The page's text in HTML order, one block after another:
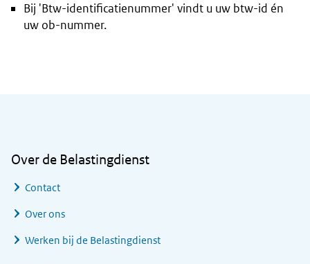
Bij 'Btw-identificatienummer' vindt u uw btw-id én
uw ob-nummer.
Over de Belastingdienst
Contact
Over ons
Werken bij de Belastingdienst